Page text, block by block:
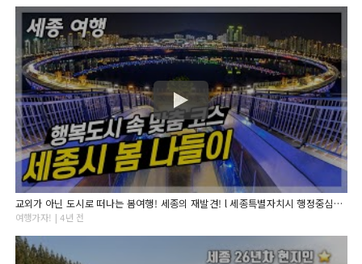
교외가 아닌 도시로 떠나는 봄여행! 세종의 재발견! l 세종특별자치시 행정중심복합도시 l 여행가자
여행가자! | 4년 전